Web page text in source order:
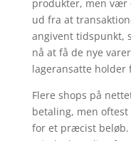
produkter, men vær
ud fra at
angivent tidspunkt,
nå at få de nye
lageransatte holder
Flere shops på
betaling, men
for et præcist beløb.